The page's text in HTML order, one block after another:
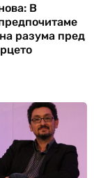
В
разума пред